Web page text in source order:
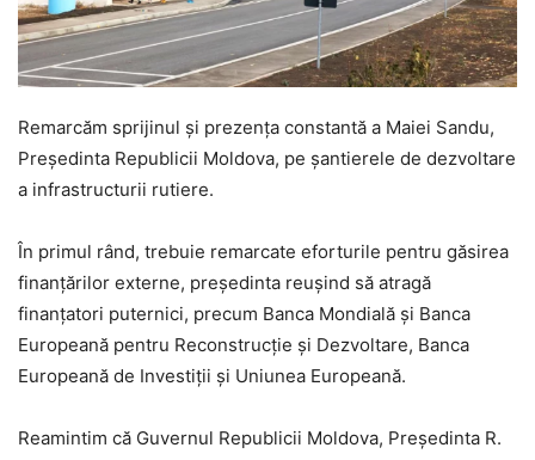
Remarcăm sprijinul și prezența constantă a Maiei Sandu,
Președinta Republicii Moldova, pe șantierele de dezvoltare
a infrastructurii rutiere.
În primul rând, trebuie remarcate eforturile pentru găsirea
finanțărilor externe, președinta reușind să atragă
finanțatori puternici, precum Banca Mondială și Banca
Europeană pentru Reconstrucție și Dezvoltare, Banca
Europeană de Investiții și Uniunea Europeană.
Reamintim că Guvernul Republicii Moldova, Președinta R.